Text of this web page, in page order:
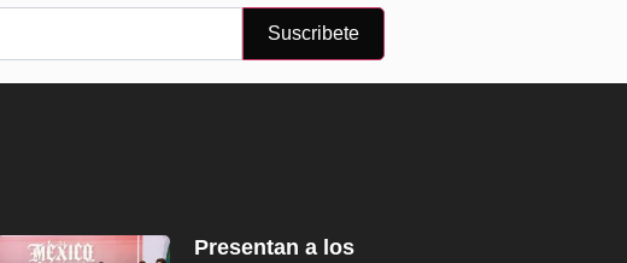
Suscribete
Presentan a los